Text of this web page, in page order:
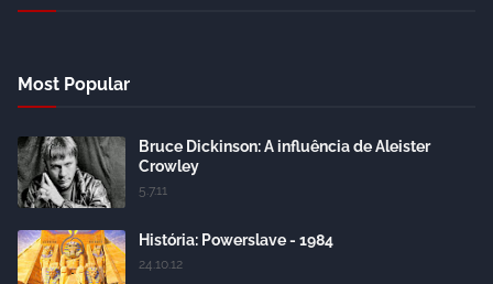
Most Popular
Bruce Dickinson: A influência de Aleister
Crowley
5.7.11
História: Powerslave - 1984
24.10.12